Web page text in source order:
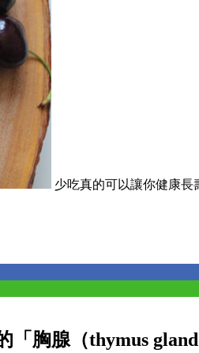
少吃真的可以讓你健康長
胸腺（thymus